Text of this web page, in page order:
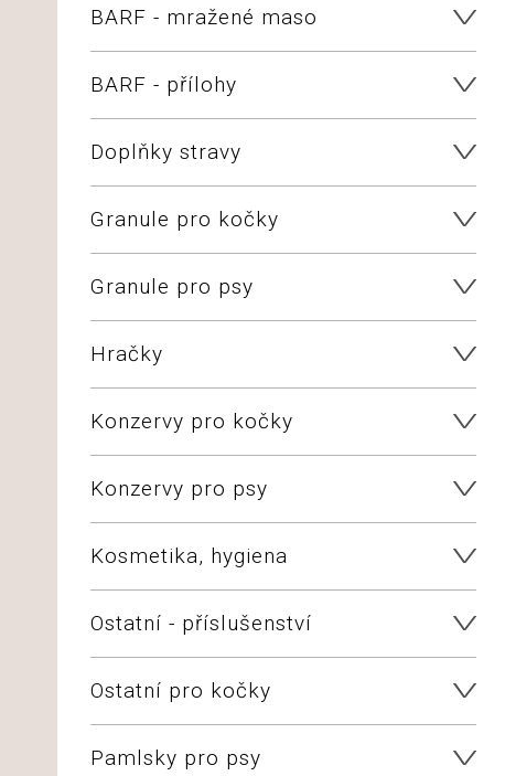
BARF - mražené maso
BARF - přílohy
Doplňky stravy
Granule pro kočky
Granule pro psy
Hračky
Konzervy pro kočky
Konzervy pro psy
Kosmetika, hygiena
Ostatní - příslušenství
Ostatní pro kočky
Pamlsky pro psy